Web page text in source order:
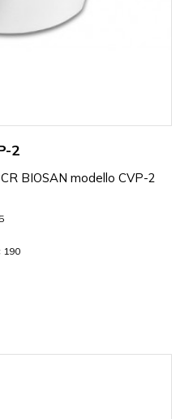
2
BIOSAN modello CVP-2
190